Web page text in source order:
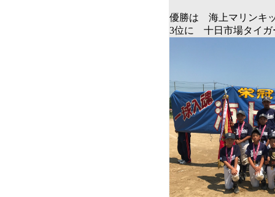
優勝は 海上マリンキ
3位に 十日市場タイ